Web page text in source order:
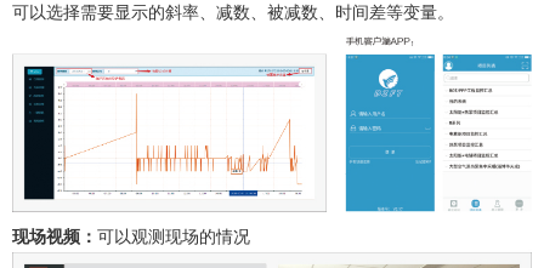
可以选择需要显示的斜率、减数、被减数、时间差等变量。
现场视频： 可以观测现场的情况